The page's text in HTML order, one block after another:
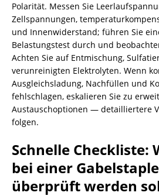
Polarität. Messen Sie
Zellspannungen,
und Innenwiderstand; führen Sie
Belastungstest durch und
Achten Sie auf Entmischung,
verunreinigten Elektrolyten. Wenn
Ausgleichsladung, Nachfüllen und
fehlschlagen, eskalieren Sie zu
Austauschoptionen — detailliertere
folgen.
Schnelle Checkliste:
bei einer
überprüft werden